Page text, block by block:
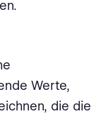
Werte,
die die